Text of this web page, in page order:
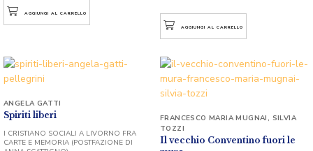
AGGIUNGI AL CARRELLO
AGGIUNGI AL CARRELLO
Spiriti liberi
ANGELA GATTI
I CRISTIANO SOCIALI A LIVORNO FRA
CARTE E MEMORIA (POSTFAZIONE DI
Il vecchio Conventino fuori le
FRANCESCO MARIA MUGNAI, SILVIA
TOZZI